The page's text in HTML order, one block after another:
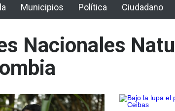
Municipios Política Ciudadano
Nacionales